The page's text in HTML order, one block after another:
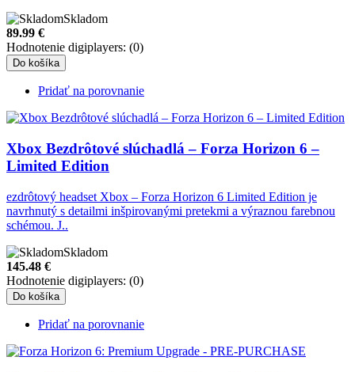
Skladom
89.99 €
Hodnotenie digiplayers: (0)
Do košíka
Pridať na porovnanie
Xbox Bezdrôtové slúchadlá – Forza Horizon 6 –
Limited Edition
ezdrôtový headset Xbox – Forza Horizon 6 Limited Edition je
navrhnutý s detailmi inšpirovanými pretekmi a výraznou farebnou
schémou. J..
Skladom
145.48 €
Hodnotenie digiplayers: (0)
Do košíka
Pridať na porovnanie